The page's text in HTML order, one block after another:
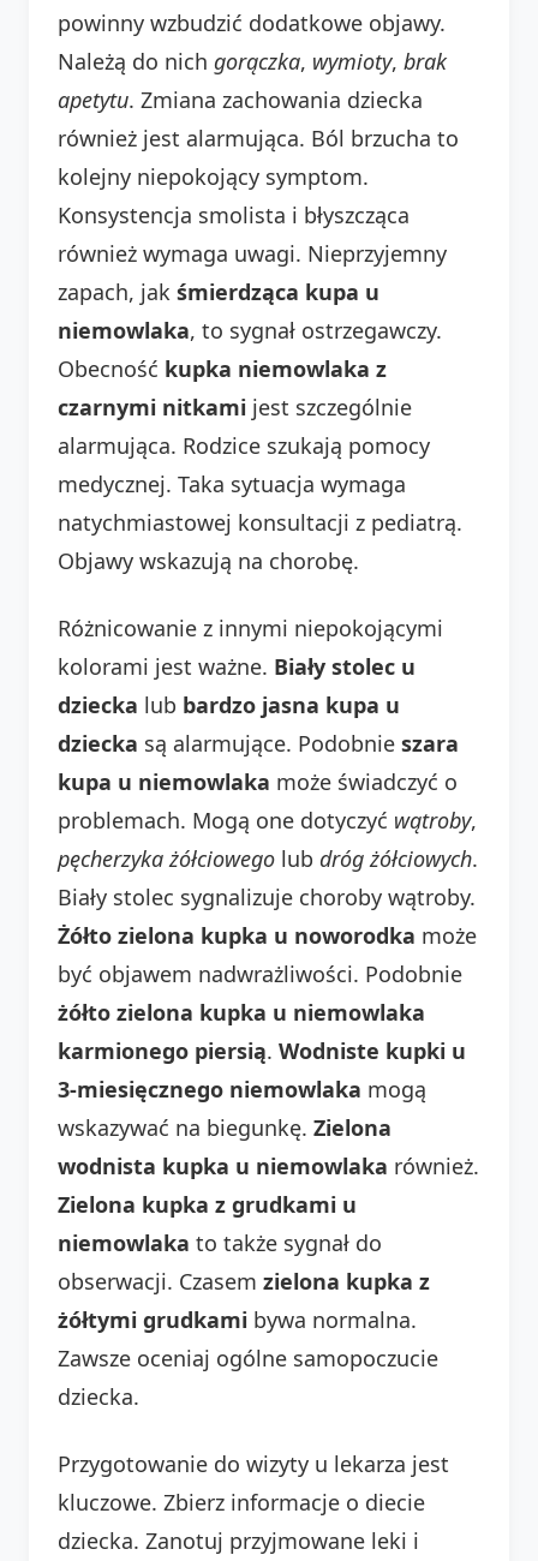
powinny wzbudzić dodatkowe objawy.
Należą do nich gorączka, wymioty, brak
apetytu. Zmiana zachowania dziecka
również jest alarmująca. Ból brzucha to
kolejny niepokojący symptom.
Konsystencja smolista i błyszcząca
również wymaga uwagi. Nieprzyjemny
zapach, jak śmierdząca kupa u
niemowlaka, to sygnał ostrzegawczy.
Obecność kupka niemowlaka z
czarnymi nitkami jest szczególnie
alarmująca. Rodzice szukają pomocy
medycznej. Taka sytuacja wymaga
natychmiastowej konsultacji z pediatrą.
Objawy wskazują na chorobę.
Różnicowanie z innymi niepokojącymi
kolorami jest ważne. Biały stolec u
dziecka lub bardzo jasna kupa u
dziecka są alarmujące. Podobnie szara
kupa u niemowlaka może świadczyć o
problemach. Mogą one dotyczyć wątroby,
pęcherzyka żółciowego lub dróg żółciowych.
Biały stolec sygnalizuje choroby wątroby.
Żółto zielona kupka u noworodka może
być objawem nadwrażliwości. Podobnie
żółto zielona kupka u niemowlaka
karmionego piersią. Wodniste kupki u
3-miesięcznego niemowlaka mogą
wskazywać na biegunkę. Zielona
wodnista kupka u niemowlaka również.
Zielona kupka z grudkami u
niemowlaka to także sygnał do
obserwacji. Czasem zielona kupka z
żółtymi grudkami bywa normalna.
Zawsze oceniaj ogólne samopoczucie
dziecka.
Przygotowanie do wizyty u lekarza jest
kluczowe. Zbierz informacje o diecie
dziecka. Zanotuj przyjmowane leki i